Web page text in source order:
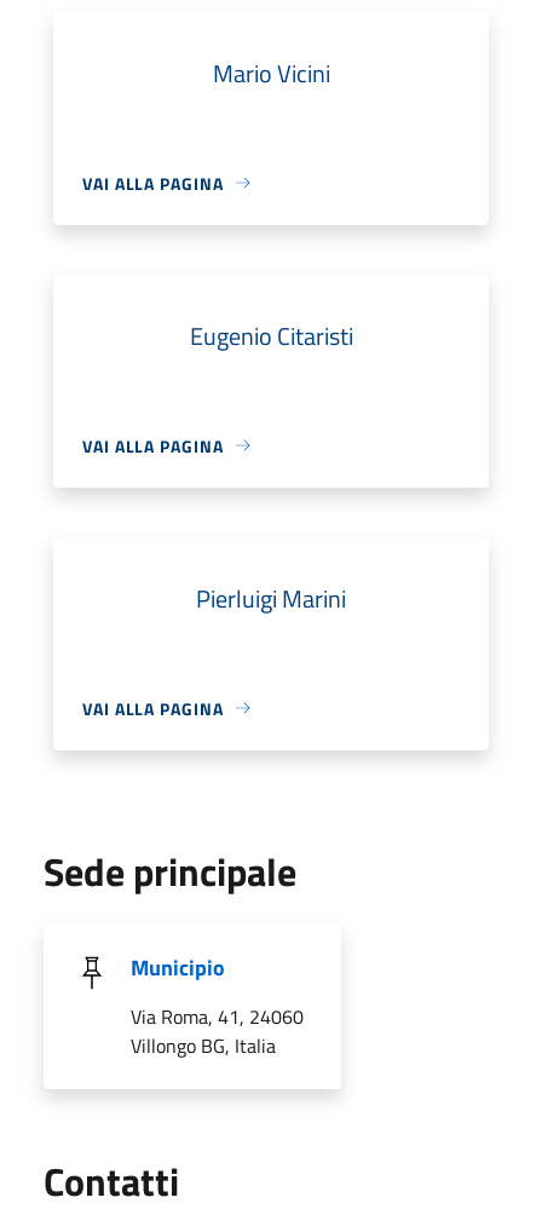
Mario Vicini
VAI ALLA PAGINA
Eugenio Citaristi
VAI ALLA PAGINA
Pierluigi Marini
VAI ALLA PAGINA
Sede principale
Municipio
Via Roma, 41, 24060
Villongo BG, Italia
Contatti